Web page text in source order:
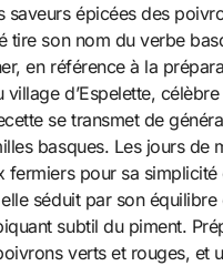
saveurs épicées des
tire son nom du verbe
en référence à la
village d’Espelette,
se transmet de
basques. Les jours de
fermiers pour sa simplicité
elle séduit par son
subtil du piment.
verts et rouges, et